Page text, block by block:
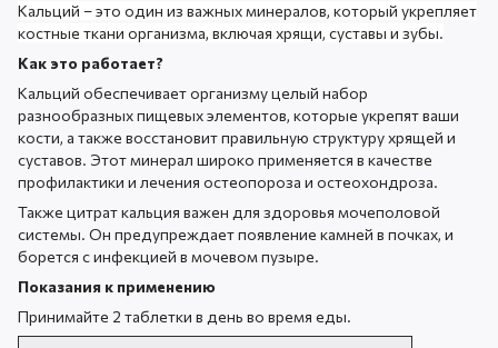
Кальций – это один из важных минералов, который укрепляет
костные ткани организма, включая хрящи, суставы и зубы.
Как это работает?
Кальций обеспечивает организму целый набор
разнообразных пищевых элементов, которые укрепят ваши
кости, а также восстановит правильную структуру хрящей и
суставов. Этот минерал широко применяется в качестве
профилактики и лечения остеопороза и остеохондроза.
Также цитрат кальция важен для здоровья мочеполовой
системы. Он предупреждает появление камней в почках, и
борется с инфекцией в мочевом пузыре.
Показания к применению
Принимайте 2 таблетки в день во время еды.